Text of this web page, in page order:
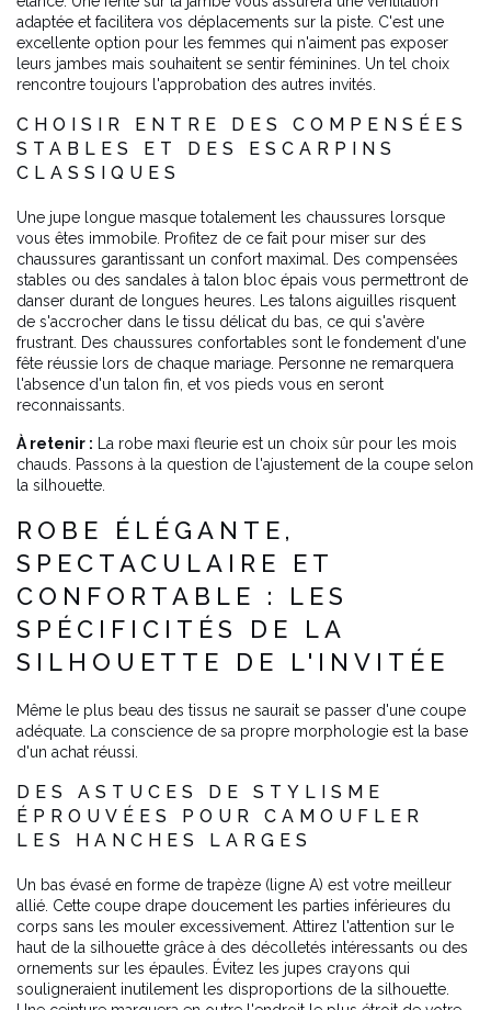
adaptée et facilitera vos déplacements sur la piste. C'est une
excellente option pour les femmes qui n'aiment pas exposer
leurs jambes mais souhaitent se sentir féminines. Un tel choix
rencontre toujours l'approbation des autres invités.
CHOISIR ENTRE DES COMPENSÉES
STABLES ET DES ESCARPINS
CLASSIQUES
Une jupe longue masque totalement les chaussures lorsque
vous êtes immobile. Profitez de ce fait pour miser sur des
chaussures garantissant un confort maximal. Des compensées
stables ou des sandales à talon bloc épais vous permettront de
danser durant de longues heures. Les talons aiguilles risquent
de s'accrocher dans le tissu délicat du bas, ce qui s'avère
frustrant. Des chaussures confortables sont le fondement d'une
fête réussie lors de chaque mariage. Personne ne remarquera
l'absence d'un talon fin, et vos pieds vous en seront
reconnaissants.
À retenir : La robe maxi fleurie est un choix sûr pour les mois
chauds. Passons à la question de l'ajustement de la coupe selon
la silhouette.
ROBE ÉLÉGANTE,
SPECTACULAIRE ET
CONFORTABLE : LES
SPÉCIFICITÉS DE LA
SILHOUETTE DE L'INVITÉE
Même le plus beau des tissus ne saurait se passer d'une coupe
adéquate. La conscience de sa propre morphologie est la base
d'un achat réussi.
DES ASTUCES DE STYLISME
ÉPROUVÉES POUR CAMOUFLER
LES HANCHES LARGES
Un bas évasé en forme de trapèze (ligne A) est votre meilleur
allié. Cette coupe drape doucement les parties inférieures du
corps sans les mouler excessivement. Attirez l'attention sur le
haut de la silhouette grâce à des décolletés intéressants ou des
ornements sur les épaules. Évitez les jupes crayons qui
souligneraient inutilement les disproportions de la silhouette.